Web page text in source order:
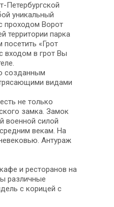
Петербургской
уникальный
проходом Ворот
территории парка
«Грот
входом в грот Вы
созданным
видами
не только
замка. Замок
военной силой
векам. На
Антураж
и ресторанов на
различные
с корицей с